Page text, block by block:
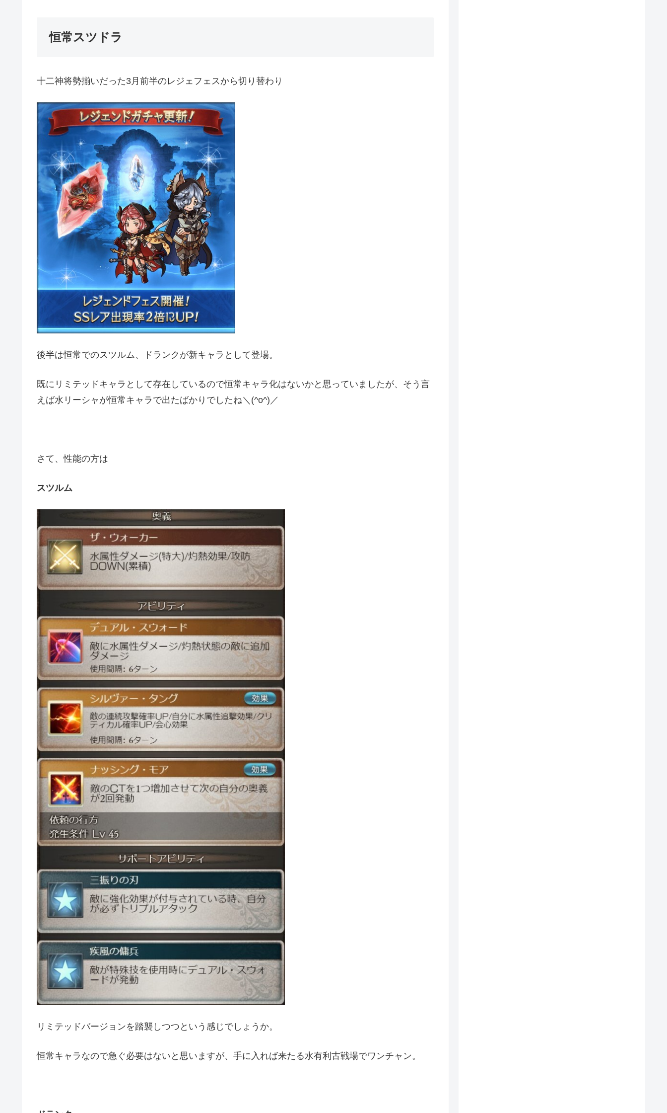
恒常スツドラ
十二神将勢揃いだった3月前半のレジェフェスから切り替わり
後半は恒常でのスツルム、ドランクが新キャラとして登場。
既にリミテッドキャラとして存在しているので恒常キャラ化はないかと思っていましたが、そう言
えば水リーシャが恒常キャラで出たばかりでしたね＼(^o^)／
さて、性能の方は
スツルム
リミテッドバージョンを踏襲しつつという感じでしょうか。
恒常キャラなので急ぐ必要はないと思いますが、手に入れば来たる水有利古戦場でワンチャン。